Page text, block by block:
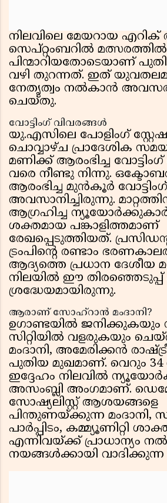
നിലവിലെ മേയറായ
സെപ്റ്റംബറിൽ മത്സരത്തിൽ
പിന്മാറിയതോടെയാണ്
വഴി തുറന്നത്. ഇത്
നേതൃത്വം നൽകാൻ
ചെയ്തു.
വോട്ടിംഗ് വിവരങ്ങൾ
യു.എസിലെ പോളിംഗ്
ചൊവ്വാഴ്ച പ്രാദേശിക
മണിക്ക് ആരംഭിച്ച വോട്ടിംഗ്
വരെ നീണ്ടു നിന്നു.
ആരംഭിച്ച മുൻകൂർ
അവസാനിച്ചിരുന്നു.
ആഗ്രഹിച്ച
ശക്തമായ പങ്കാളിത്തമാണ്
രേഖപ്പെടുത്തിയത്.
ട്രംപിൻ്റെ രണ്ടാം
ആദ്യത്തെ പ്രധാന ദേശീയ
നിലയിൽ ഈ
ശ്രദ്ധേയമായിരുന്നു.
ആരാണ് സോഹ്റാൻ മംദാനി?
ഉഗാണ്ടയിൽ ജനിക്കുകയും
സിറ്റിയിൽ വളരുകയും
മംദാനി, അമേരിക്കൻ
പുതിയ മുഖമാണ്. വെറും
ഇദ്ദേഹം നിലവിൽ ന്യൂയോർക്ക്
അസംബ്ലി അംഗമാണ്.
സോഷ്യലിസ്റ്റ് ആശയങ്ങളെ
പിന്തുണയ്ക്കുന്ന മംദാനി,
പാർപ്പിടം, കമ്മ്യൂണിറ്റി
എന്നിവയ്ക്ക് പ്രാധാന്യം
നയങ്ങൾക്കായി